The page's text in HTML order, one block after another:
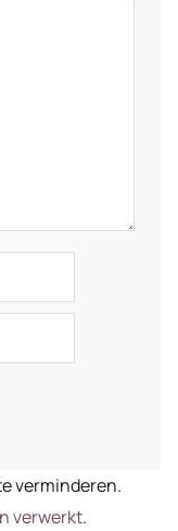
verminderen.
verwerkt.